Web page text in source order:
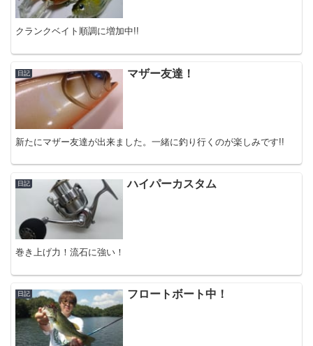
クランクベイト順調に増加中!!
日記 マザー友達！
新たにマザー友達が出来ました。一緒に釣り行くのが楽しみです!!
日記 ハイパーカスタム
巻き上げ力！流石に強い！
日記 フロートボート中！